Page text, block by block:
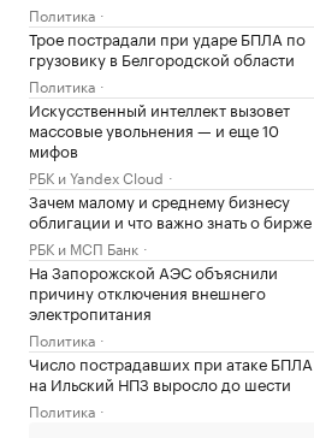
Политика
Трое пострадали при ударе БПЛА по
грузовику в Белгородской области
Политика
Искусственный интеллект вызовет
массовые увольнения — и еще 10
мифов
РБК и Yandex Cloud
Зачем малому и среднему бизнесу
облигации и что важно знать о бирже
РБК и МСП Банк
На Запорожской АЭС объяснили
причину отключения внешнего
электропитания
Политика
Число пострадавших при атаке БПЛА
на Ильский НПЗ выросло до шести
Политика